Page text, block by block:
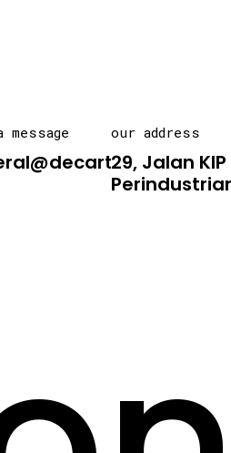
message our address
29, Jalan